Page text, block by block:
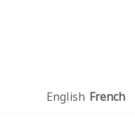
English French